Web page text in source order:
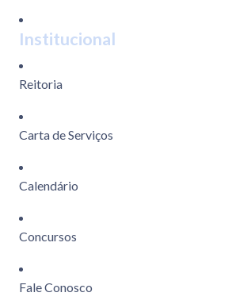
Institucional
Reitoria
Carta de Serviços
Calendário
Concursos
Fale Conosco